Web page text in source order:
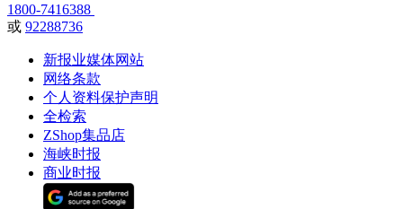
1800-7416388
或 92288736
新报业媒体网站
网络条款
个人资料保护声明
全检索
ZShop集品店
海峡时报
商业时报